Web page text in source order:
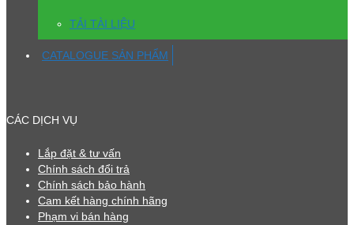
TẢI TÀI LIỆU
CATALOGUE SẢN PHẨM
CÁC DỊCH VỤ
Lắp đặt & tư vấn
Chính sách đổi trả
Chính sách bảo hành
Cam kết hàng chính hãng
Phạm vi bán hàng